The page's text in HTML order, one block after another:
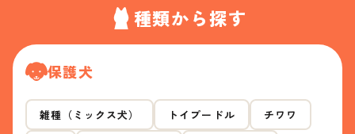
種類から探す
保護犬
雑種（ミックス犬） トイプードル チワワ